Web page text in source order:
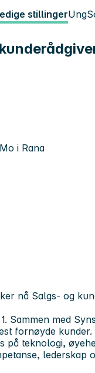
stillingerUng
i Rana
nå Salgs- og
Sammen med
fornøyde
på teknologi,
lederskap